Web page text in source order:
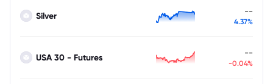
Silver --
4.37%
USA 30 - Futures --
-0.04%